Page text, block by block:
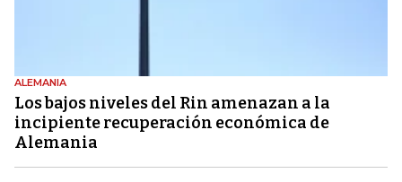
ALEMANIA
Los bajos niveles del Rin amenazan a la
incipiente recuperación económica de
Alemania